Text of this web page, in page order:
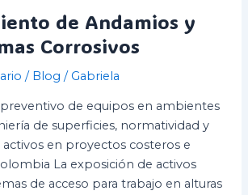
de Andamios y
Corrosivos
/ Blog / Gabriela
de equipos en ambientes
de superficies, normatividad y
en proyectos costeros e
La exposición de activos
de acceso para trabajo en alturas